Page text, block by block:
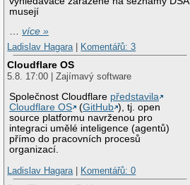
musejí
…více »
Ladislav Hagara
Komentářů: 3
Cloudflare OS
5.8. 17:00 | Zajímavý software
Společnost Cloudflare představila
Cloudflare OS
(GitHub ), tj. open
source platformu navrženou pro
integraci umělé inteligence (agentů)
přímo do pracovních procesů
organizací.
Ladislav Hagara
Komentářů: 0